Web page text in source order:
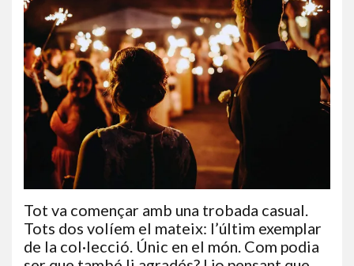
Tot va començar amb una trobada casual.
Tots dos volíem el mateix: l’últim exemplar
de la col·lecció. Únic en el món. Com podia